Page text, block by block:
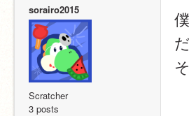
sorairo2015
Scratcher
3 posts